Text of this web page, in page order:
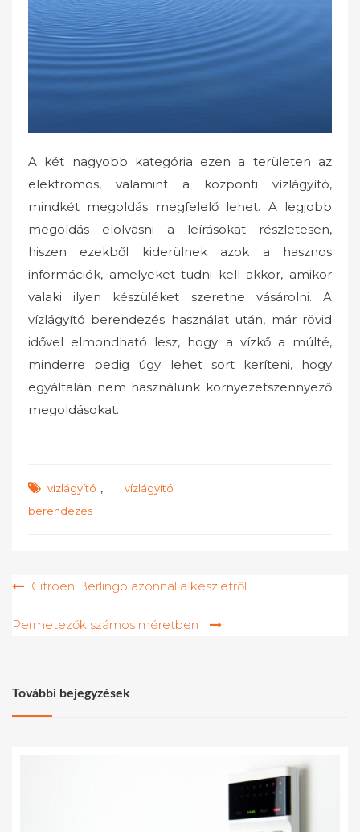
A két nagyobb kategória ezen a területen az
elektromos, valamint a központi vízlágyító,
mindkét megoldás megfelelő lehet. A legjobb
megoldás elolvasni a leírásokat részletesen,
hiszen ezekből kiderülnek azok a hasznos
információk, amelyeket tudni kell akkor, amikor
valaki ilyen készüléket szeretne vásárolni. A
vízlágyító berendezés használat után, már rövid
idővel elmondható lesz, hogy a vízkő a múlté,
minderre pedig úgy lehet sort keríteni, hogy
egyáltalán nem használunk környezetszennyező
megoldásokat.
vízlágyító ,
vízlágyító
berendezés
Bejegyzés
Citroen Berlingo azonnal a készletről
Permetezők számos méretben
További bejegyzések